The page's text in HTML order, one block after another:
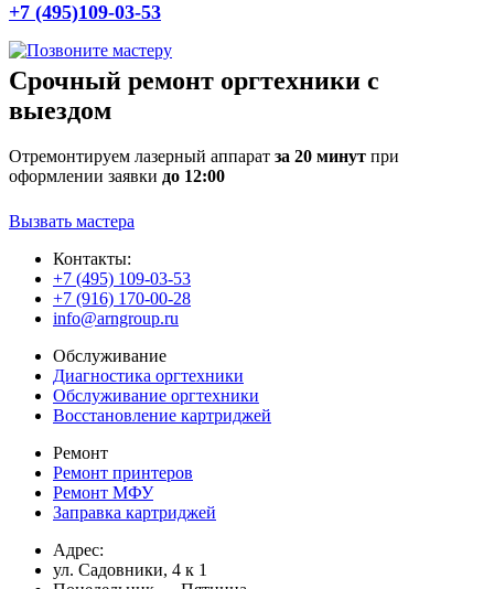
+7 (495)109-03-53
Срочный ремонт оргтехники с
выездом
Отремонтируем лазерный аппарат за 20 минут при
оформлении заявки до 12:00
Вызвать мастера
Контакты:
+7 (495) 109-03-53
+7 (916) 170-00-28
info@arngroup.ru
Обслуживание
Диагностика оргтехники
Обслуживание оргтехники
Восстановление картриджей
Ремонт
Ремонт принтеров
Ремонт МФУ
Заправка картриджей
Адрес:
ул. Садовники, 4 к 1